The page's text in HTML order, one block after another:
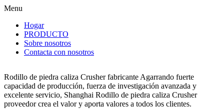
Menu
Hogar
PRODUCTO
Sobre nosotros
Contacta con nosotros
Rodillo de piedra caliza Crusher fabricante Agarrando fuerte
capacidad de producción, fuerza de investigación avanzada y
excelente servicio, Shanghai Rodillo de piedra caliza Crusher
proveedor crea el valor y aporta valores a todos los clientes.